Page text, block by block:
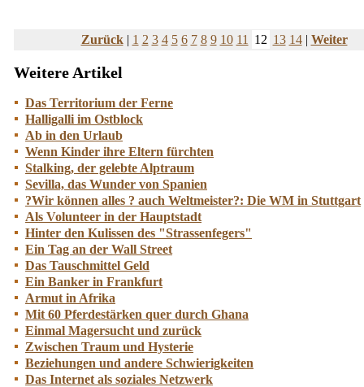
Zurück| 1 2 3 4 5 6 7 8 9 10 11 12 13 14| Weiter
Weitere Artikel
Das Territorium der Ferne
Halligalli im Ostblock
Ab in den Urlaub
Wenn Kinder ihre Eltern fürchten
Stalking, der gelebte Alptraum
Sevilla, das Wunder von Spanien
?Wir können alles ? auch Weltmeister?: Die WM in Stuttgart
Als Volunteer in der Hauptstadt
Hinter den Kulissen des "Strassenfegers"
Ein Tag an der Wall Street
Das Tauschmittel Geld
Ein Banker in Frankfurt
Armut in Afrika
Mit 60 Pferdestärken quer durch Ghana
Einmal Magersucht und zurück
Zwischen Traum und Hysterie
Beziehungen und andere Schwierigkeiten
Das Internet als soziales Netzwerk